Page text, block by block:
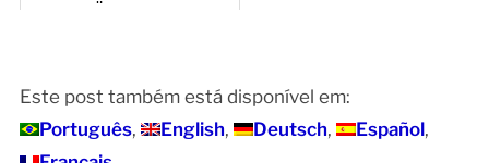
Este post também está disponível em:
Português
English Deutsch
Español